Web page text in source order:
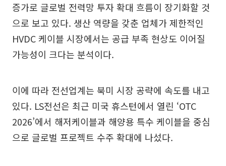
증가로 글로벌 전력망 투자 확대 흐름이 장기화할 것
으로 보고 있다. 생산 역량을 갖춘 업체가 제한적인
HVDC 케이블 시장에서는 공급 부족 현상도 이어질
가능성이 크다는 분석이다.
이에 따라 전선업계는 북미 시장 공략에 속도를 내고
있다. LS전선은 최근 미국 휴스턴에서 열린 ‘OTC
2026’에서 해저케이블과 해양용 특수 케이블을 중심
으로 글로벌 프로젝트 수주 확대에 나섰다.